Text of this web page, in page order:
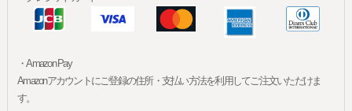
・Amazon Pay
Amazonアカウントにご登録の住所・支払い方法を利用してご注文いただけま
す。